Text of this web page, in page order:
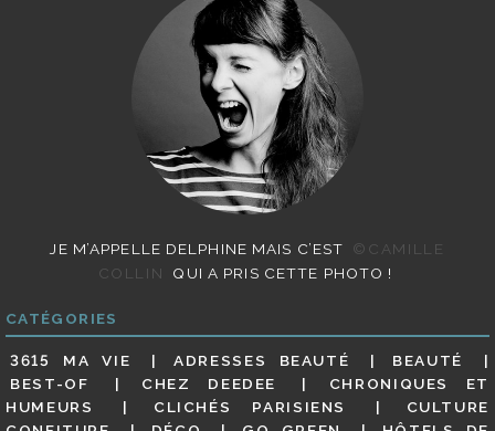
JE M’APPELLE DELPHINE MAIS C’EST
©CAMILLE
COLLIN
QUI A PRIS CETTE PHOTO !
CATÉGORIES
3615 MA VIE ADRESSES BEAUTÉ
BEAUTÉ
BEST-OF
CHEZ DEEDEE
CHRONIQUES ET
HUMEURS
CLICHÉS PARISIENS
CULTURE